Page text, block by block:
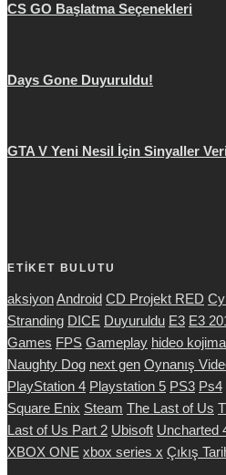
CS GO Başlatma Seçenekleri
Days Gone Duyuruldu!
GTA V Yeni Nesil İçin Sinyaller
ETİKET BULUTU
aksiyonAndroid CD Projekt RED
Stranding DICE Duyuruldu E3 E3
Games FPS Gameplay hideo kojima
Naughty Dog next gen Oynanış
PlayStation 4 Playstation 5 PS3 Ps4
Square Enix Steam The Last of Us
Last of Us Part 2 Ubisoft Uncharted
XBOX ONE xbox series x Çıkış